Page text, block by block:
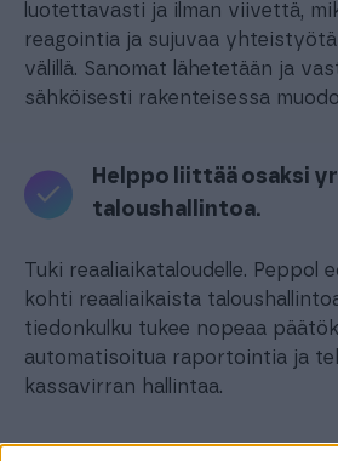
luotettavasti ja ilman viivettä,
reagointia ja sujuvaa
välillä. Sanomat lähetetään ja
sähköisesti rakenteisessa
Helppo liittää osaksi
taloushallintoa.
Tuki reaaliaikataloudelle. Peppol
kohti reaaliaikaista
tiedonkulku tukee nopeaa
automatisoitua raportointia ja
kassavirran hallintaa.